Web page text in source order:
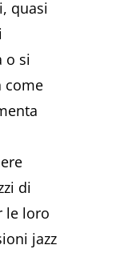
quasi
o si
come
di
le loro
jazz